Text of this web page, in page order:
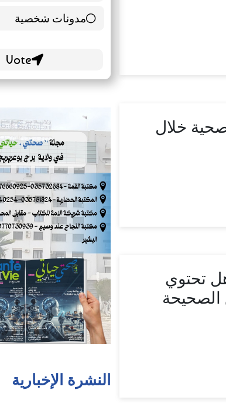
خلال
تحتوي
مدونات شخصية
21 ( 35 % )
النشرة الإخبارية